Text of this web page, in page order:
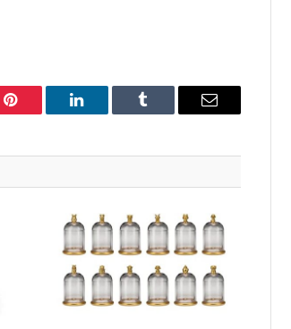
Pinterest LinkedIn Tumblr Email